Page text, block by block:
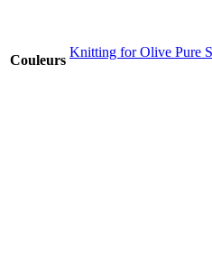
Couleurs
Knitting for Olive Pure